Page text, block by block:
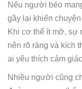
Nếu người béo
gầy lại khiến
Khi cơ thể ít mỡ, sự
nên rõ ràng và kích
ai yêu thích cảm
Nhiều người cũng